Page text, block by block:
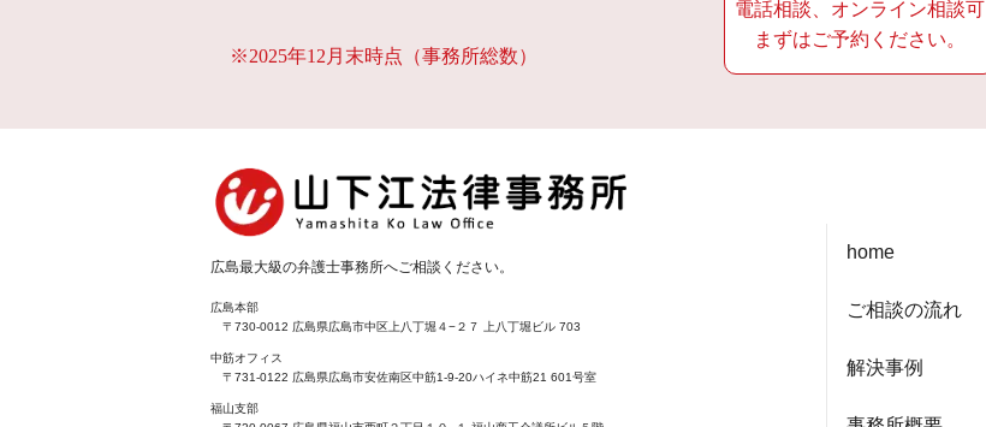
※2025年12月末時点（事務所総数）
電話相談、オンライン相談可
まずはご予約ください。
広島最大級の弁護士事務所へご相談ください。
広島本部
〒730-0012 広島県広島市中区上八丁堀４−２７ 上八丁堀ビル 703
中筋オフィス
〒731-0122 広島県広島市安佐南区中筋1-9-20ハイネ中筋21 601号室
福山支部
home
ご相談の流れ
解決事例